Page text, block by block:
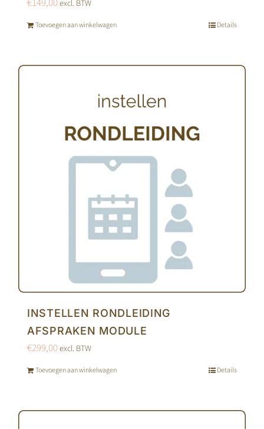
€149,00excl. BTW
Toevoegen aan winkelwagen Details
INSTELLEN RONDLEIDING
AFSPRAKEN MODULE
€299,00excl. BTW
Toevoegen aan winkelwagen Details